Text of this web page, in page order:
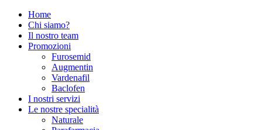
Home
Chi siamo?
Il nostro team
Promozioni
Furosemid
Augmentin
Vardenafil
Baclofen
I nostri servizi
Le nostre specialità
Naturale